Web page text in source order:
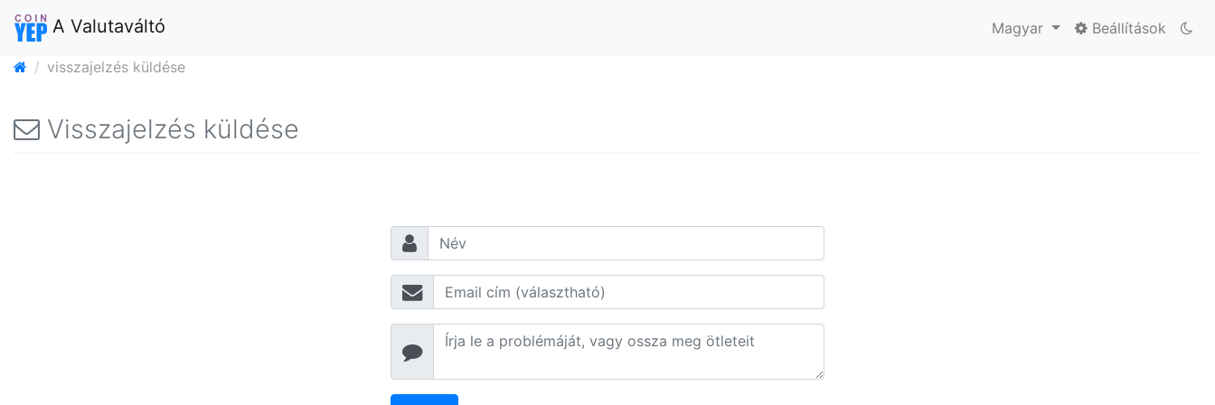
A Valutaváltó Magyar Beállítások
visszajelzés küldése
Visszajelzés küldése